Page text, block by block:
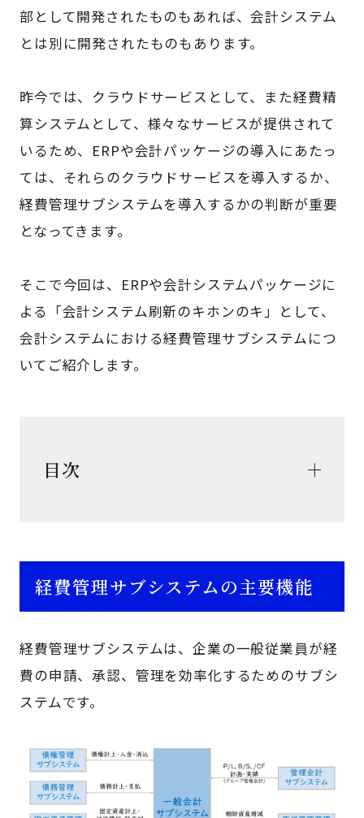
部として開発されたものもあれば、会計システム
とは別に開発されたものもあります。
昨今では、クラウドサービスとして、また経費精
算システムとして、様々なサービスが提供されて
いるため、ERPや会計パッケージの導入にあたっ
ては、それらのクラウドサービスを導入するか、
経費管理サブシステムを導入するかの判断が重要
となってきます。
そこで今回は、ERPや会計システムパッケージに
よる「会計システム刷新のキホンのキ」として、
会計システムにおける経費管理サブシステムにつ
いてご紹介します。
目次
経費管理サブシステムの主要機能
経費管理サブシステムは、企業の一般従業員が経
費の申請、承認、管理を効率化するためのサブシ
ステムです。